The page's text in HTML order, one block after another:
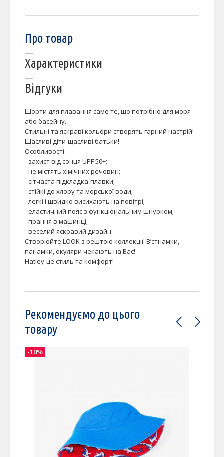
Про товар
Характеристики
Відгуки
Шорти для плавання саме те, що потрібно для моря
або басейну.
Стильні та яскраві кольори створять гарний настрій!
Щасливі діти-щасливі батьки!
Особливості:
- захист від сонця UPF 50+;
- не містять хімічних речовин;
- сітчаста підкладка-плавки;
- стійкі до хлору та морської води;
- легкі і швидко висихають на повітрі;
- еластичний пояс з функціональним шнурком;
- прання в машинці;
- веселий яскравий дизайн.
Створюйте LOOK з рештою коллекції. В’єтнамки,
панамки, окуляри чекають на Вас!
Hatley-це стиль та комфорт!
Рекомендуємо до цього
товару
-10%